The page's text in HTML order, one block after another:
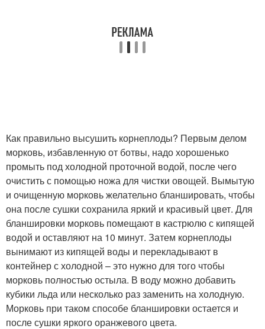
Как правильно высушить корнеплоды? Первым делом
морковь, избавленную от ботвы, надо хорошенько
промыть под холодной проточной водой, после чего
очистить с помощью ножа для чистки овощей. Вымытую
и очищенную морковь желательно бланшировать, чтобы
она после сушки сохранила яркий и красивый цвет. Для
бланшировки морковь помещают в кастрюлю с кипящей
водой и оставляют на 10 минут. Затем корнеплоды
вынимают из кипящей воды и перекладывают в
контейнер с холодной – это нужно для того чтобы
морковь полностью остыла. В воду можно добавить
кубики льда или несколько раз заменить на холодную.
Морковь при таком способе бланшировки остается и
после сушки яркого оранжевого цвета.